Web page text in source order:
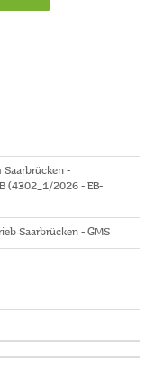
Saarbrücken -
(4302_1/2026 - EB-
Saarbrücken - GMS